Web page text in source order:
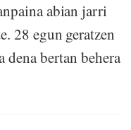
abian jarri
28 egun geratzen
bertan behera